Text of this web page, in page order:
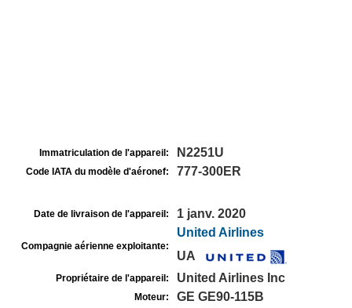
Immatriculation de l'appareil: N2251U
Code IATA du modèle d'aéronef: 777-300ER
Date de livraison de l'appareil: 1 janv. 2020
Compagnie aérienne exploitante:
United Airlines
UA
Propriétaire de l'appareil: United Airlines Inc
Moteur: GE GE90-115B